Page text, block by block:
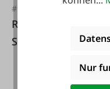
#FA64328
Reber
Schneckenstopp
Nur